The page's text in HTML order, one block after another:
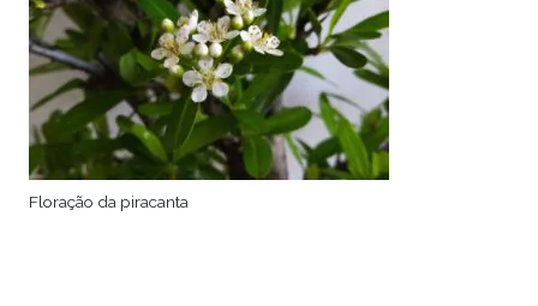
Floração da piracanta